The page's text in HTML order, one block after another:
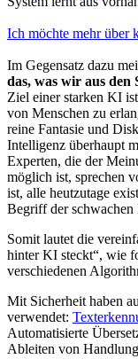
Ich möchte mehr über
Im Gegensatz dazu
das, was wir aus den
Ziel einer starken KI
von Menschen zu
reine Fantasie und
Intelligenz überhaupt
Experten, die der
möglich ist, sprechen
ist, alle heutzutage
Begriff der schwachen
Somit lautet die
hinter KI steckt“, wie
verschiedenen
Mit Sicherheit haben
verwendet:
Automatisierte
Ableiten von